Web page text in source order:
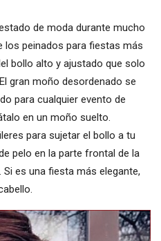
de moda durante mucho
los peinados para fiestas más
bollo alto y ajustado que solo
gran moño desordenado se
para cualquier evento de
en un moño suelto.
para sujetar el bollo a tu
pelo en la parte frontal de la
es una fiesta más elegante,